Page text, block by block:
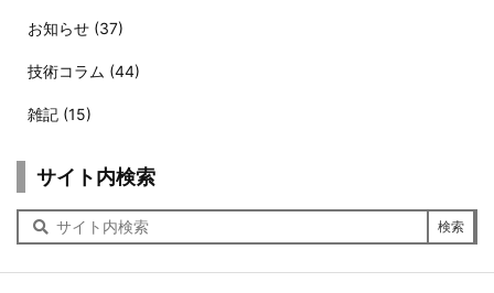
お知らせ (37)
技術コラム (44)
雑記 (15)
サイト内検索
サ
イ